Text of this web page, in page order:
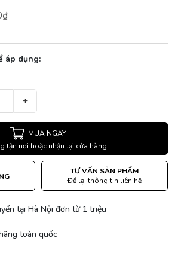
áp dụng:
+
MUA NGAY
tận nơi hoặc nhận tại cửa hàng
TƯ VẤN SẢN PHẨM
Để lại thông tin liên hệ
tại Hà Nội đơn từ 1 triệu
toàn quốc